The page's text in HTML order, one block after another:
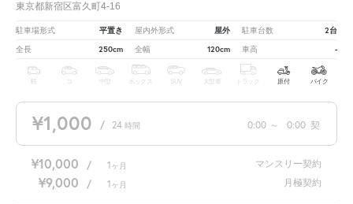
東京都新宿区富久町4-16
駐車場形式 平置き 屋内外形式 屋外 駐車台数 2台
全長 250cm 全幅 120cm 車高 -
軽 中型 ボックス SUV 大型車 トラック 原付 バイク
¥1,000 / 24 時間 0:00 ～ 0:00 契
¥10,000 / 1 ヶ月 マンスリー契約
¥9,000 / 1 ヶ月 月極契約